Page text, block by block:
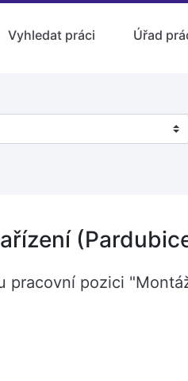
Vyhledat práci Úřad
pracovní pozici